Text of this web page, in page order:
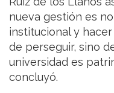
nueva gestión es
institucional y
de perseguir, sino
universidad es
concluyó.